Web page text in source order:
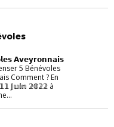
𝗔𝘃𝗲𝘆𝗿𝗼𝗻𝗻𝗮𝗶𝘀
5 Bénévoles
Comment ? En
𝕁𝕦𝕚𝕟 𝟚𝟘𝟚𝟚 à